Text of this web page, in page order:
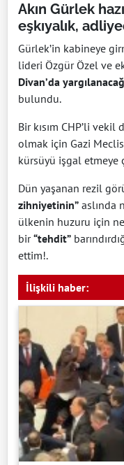
Akın Gürlek
eşkıyalık,
Gürlek’in kabineye
lideri Özgür Özel ve
Divan’da
bulundu.
Bir kısım CHP’li
olmak için Gazi
kürsüyü işgal etmeye
Dün yaşanan rezil
zihniyetinin” aslında
ülkenin huzuru için
bir“tehdit”
ettim!.
İlişkili haber: